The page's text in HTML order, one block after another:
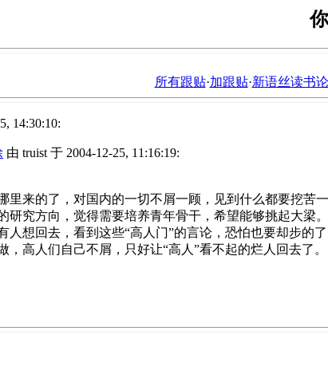
所有跟贴·加跟贴·新语丝读书
14:30:10:
由 truist 于 2004-12-25, 11:16:19:
里来的了，对国内的一切不屑一顾，见到什么都要挖苦
研究方向，觉得需要培养青年骨干，希望能够挑起大
想回去，看到这些“高人门”的言论，恐怕也要却步的了
，高人们自己不屑，只好让“高人”看不起的烂人回去了